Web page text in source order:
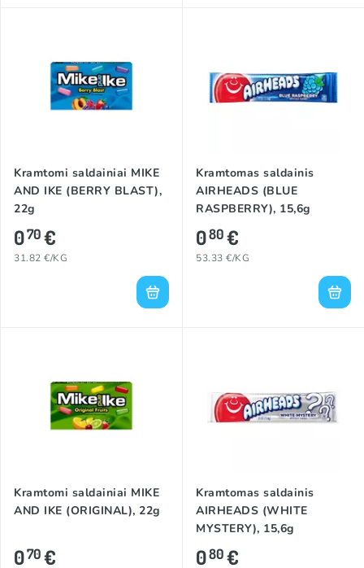
Kramtomi saldainiai MIKE
AND IKE (BERRY BLAST),
22g
070€
31.82 €/KG
Kramtomas saldainis
AIRHEADS (BLUE
RASPBERRY), 15,6g
080€
53.33 €/KG
Kramtomi saldainiai MIKE
AND IKE (ORIGINAL), 22g
070€
Kramtomas saldainis
AIRHEADS (WHITE
MYSTERY), 15,6g
080€